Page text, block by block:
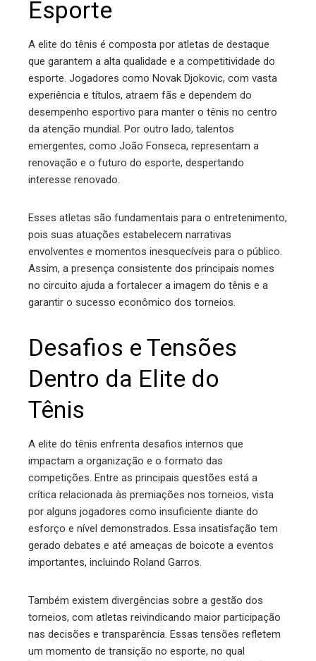
Esporte
A elite do tênis é composta por atletas de destaque
que garantem a alta qualidade e a competitividade do
esporte. Jogadores como Novak Djokovic, com vasta
experiência e títulos, atraem fãs e dependem do
desempenho esportivo para manter o tênis no centro
da atenção mundial. Por outro lado, talentos
emergentes, como João Fonseca, representam a
renovação e o futuro do esporte, despertando
interesse renovado.
Esses atletas são fundamentais para o entretenimento,
pois suas atuações estabelecem narrativas
envolventes e momentos inesquecíveis para o público.
Assim, a presença consistente dos principais nomes
no circuito ajuda a fortalecer a imagem do tênis e a
garantir o sucesso econômico dos torneios.
Desafios e Tensões
Dentro da Elite do
Tênis
A elite do tênis enfrenta desafios internos que
impactam a organização e o formato das
competições. Entre as principais questões está a
crítica relacionada às premiações nos torneios, vista
por alguns jogadores como insuficiente diante do
esforço e nível demonstrados. Essa insatisfação tem
gerado debates e até ameaças de boicote a eventos
importantes, incluindo Roland Garros.
Também existem divergências sobre a gestão dos
torneios, com atletas reivindicando maior participação
nas decisões e transparência. Essas tensões refletem
um momento de transição no esporte, no qual